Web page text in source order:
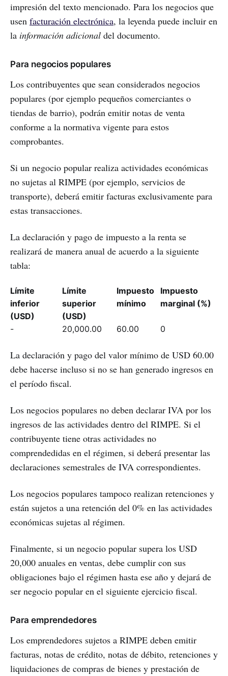
impresión del texto mencionado. Para los negocios que
usen facturación electrónica, la leyenda puede incluir en
la información adicional del documento.
Para negocios populares
Los contribuyentes que sean considerados negocios
populares (por ejemplo pequeños comerciantes o
tiendas de barrio), podrán emitir notas de venta
conforme a la normativa vigente para estos
comprobantes.
Si un negocio popular realiza actividades económicas
no sujetas al RIMPE (por ejemplo, servicios de
transporte), deberá emitir facturas exclusivamente para
estas transacciones.
La declaración y pago de impuesto a la renta se
realizará de manera anual de acuerdo a la siguiente
tabla:
Límite
inferior
(USD)
Límite
superior
(USD)
Impuesto
mínimo
Impuesto
marginal (%)
- 20,000.00 60.00 0
La declaración y pago del valor mínimo de USD 60.00
debe hacerse incluso si no se han generado ingresos en
el período fiscal.
Los negocios populares no deben declarar IVA por los
ingresos de las actividades dentro del RIMPE. Si el
contribuyente tiene otras actividades no
comprendedidas en el régimen, si deberá presentar las
declaraciones semestrales de IVA correspondientes.
Los negocios populares tampoco realizan retenciones y
están sujetos a una retención del 0% en las actividades
económicas sujetas al régimen.
Finalmente, si un negocio popular supera los USD
20,000 anuales en ventas, debe cumplir con sus
obligaciones bajo el régimen hasta ese año y dejará de
ser negocio popular en el siguiente ejercicio fiscal.
Para emprendedores
Los emprendedores sujetos a RIMPE deben emitir
facturas, notas de crédito, notas de débito, retenciones y
liquidaciones de compras de bienes y prestación de